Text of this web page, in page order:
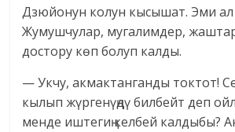
Дзюйонун колун кысышат. Эми ал
Жумушчулар, мугалимдер,
достору көп болуп калды.
— Укчу, акмактанганды токтот!
кылып жүргенүңдү билбейт деп
менде иштегиң келбей калдыбы?